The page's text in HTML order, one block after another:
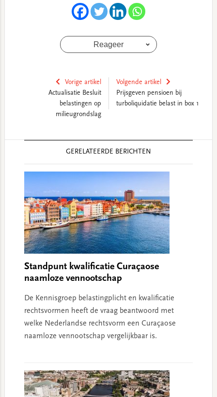
Reageer
Vorige artikel
Actualisatie Besluit
belastingen op
milieugrondslag
Volgende artikel
Prijsgeven pensioen bij
turboliquidatie belast in box 1
GERELATEERDE BERICHTEN
Standpunt kwalificatie Curaçaose
naamloze vennootschap
De Kennisgroep belastingplicht en kwalificatie
rechtsvormen heeft de vraag beantwoord met
welke Nederlandse rechtsvorm een Curaçaose
naamloze vennootschap vergelijkbaar is.